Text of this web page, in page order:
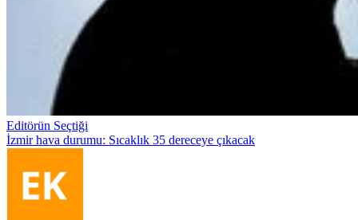
Editörün Seçtiği
İzmir hava durumu: Sıcaklık 35 dereceye çıkacak